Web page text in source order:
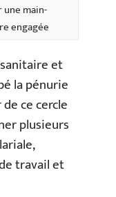
main-
engagée
et
la pénurie
ce cercle
plusieurs
travail et